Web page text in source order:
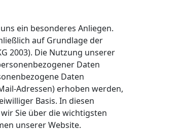
ein besonderes Anliegen.
auf Grundlage der
2003). Die Nutzung unserer
Daten
Daten
Adressen) erhoben werden,
Basis. In diesen
Sie über die wichtigsten
unserer Website.